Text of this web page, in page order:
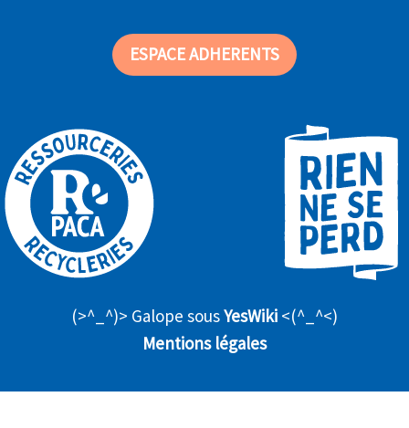
ESPACE ADHERENTS
(>^_^)> Galope sousYesWiki <(^_^<)
Mentions légales